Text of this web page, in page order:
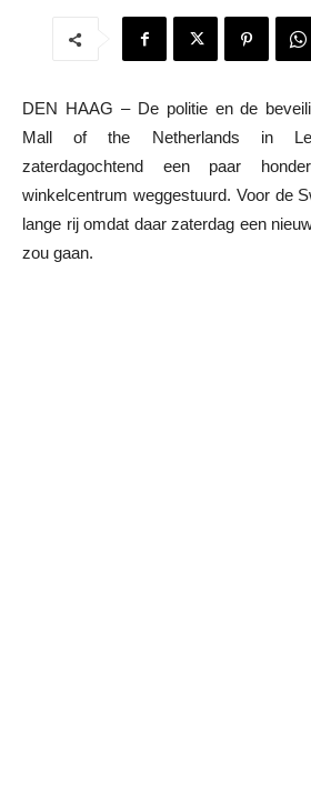
DEN HAAG – De politie en de
Mall of the Netherlands in
zaterdagochtend een paar
winkelcentrum weggestuurd. Voor de
lange rij omdat daar zaterdag een
zou gaan.